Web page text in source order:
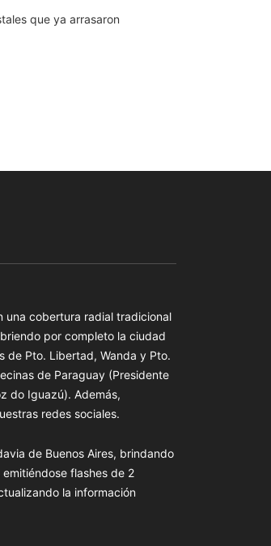
que ya arrasaron
una cobertura radial tradicional
por completo la ciudad
de Pto. Libertad, Wanda y Pto.
de Paraguay (Presidente
do Iguazú). Además,
redes sociales.
de Buenos Aires, brindando
flashes de 2
la información